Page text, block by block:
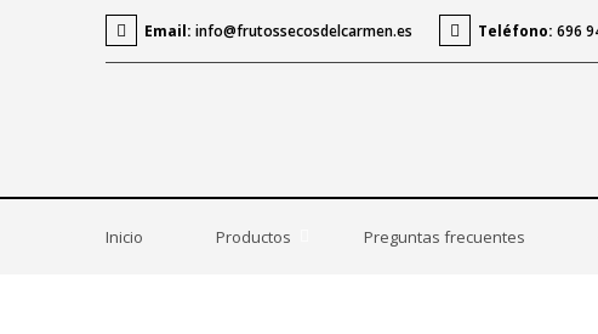
Email: info@frutossecosdelcarmen.es Teléfono: 696
Inicio Productos Preguntas frecuentes